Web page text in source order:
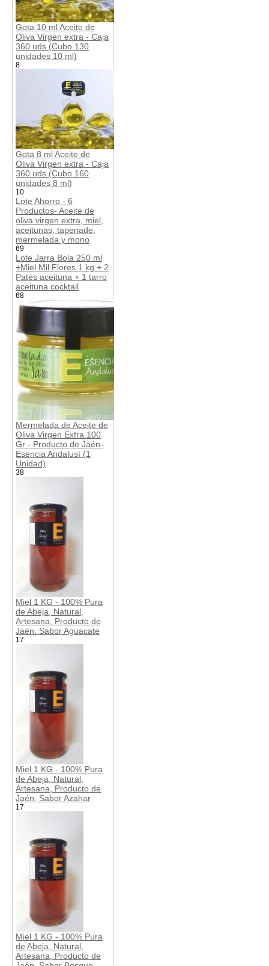
Gota 10 ml Aceite de
Oliva Virgen extra - Caja
360 uds (Cubo 130
unidades 10 ml)
8
Gota 8 ml Aceite de
Oliva Virgen extra - Caja
360 uds (Cubo 160
unidades 8 ml)
10
Lote Ahorro - 6
Productos- Aceite de
oliva virgen extra, miel,
aceitunas, tapenade,
mermelada y mono
69
Lote Jarra Bola 250 ml
+Miel Mil Flores 1 kg + 2
Patés aceituna + 1 tarro
aceituna cocktail
68
Mermelada de Aceite de
Oliva Virgen Extra 100
Gr - Producto de Jaén-
Esencia Andalusí (1
Unidad)
38
Miel 1 KG - 100% Pura
de Abeja, Natural,
Artesana, Producto de
Jaén. Sabor Aguacate
17
Miel 1 KG - 100% Pura
de Abeja, Natural,
Artesana, Producto de
Jaén. Sabor Azahar
17
Miel 1 KG - 100% Pura
de Abeja, Natural,
Artesana, Producto de